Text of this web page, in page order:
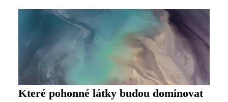
Které pohonné látky budou dominovat